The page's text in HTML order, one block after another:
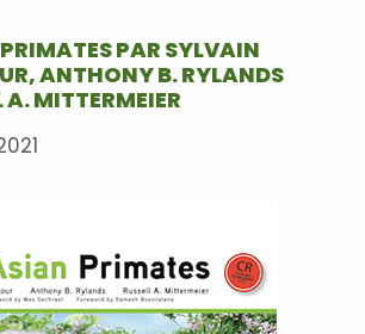
PAR SYLVAIN
ANTHONY B. RYLANDS
A. MITTERMEIER